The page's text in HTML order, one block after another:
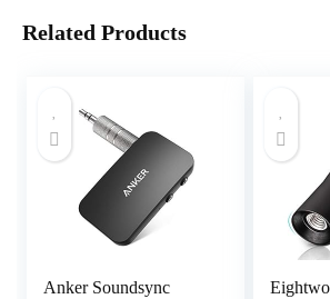
Related Products
Anker Soundsync